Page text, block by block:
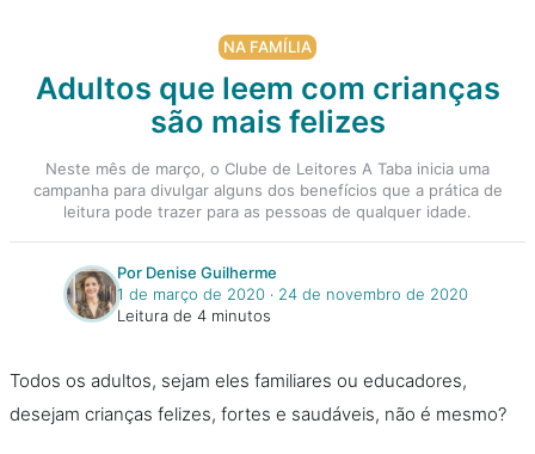
NA FAMÍLIA
Adultos que leem com crianças
são mais felizes
Neste mês de março, o Clube de Leitores A Taba inicia uma
campanha para divulgar alguns dos benefícios que a prática de
leitura pode trazer para as pessoas de qualquer idade.
Por Denise Guilherme
1 de março de 2020 ‧ 24 de novembro de 2020
Leitura de 4 minutos
Todos os adultos, sejam eles familiares ou educadores,
desejam crianças felizes, fortes e saudáveis, não é mesmo?